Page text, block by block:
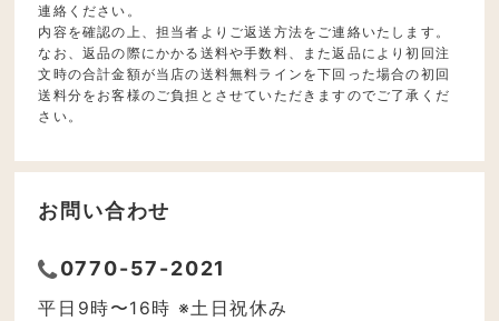
連絡ください。
内容を確認の上、担当者よりご返送方法をご連絡いたします。
なお、返品の際にかかる送料や手数料、また返品により初回注
文時の合計金額が当店の送料無料ラインを下回った場合の初回
送料分をお客様のご負担とさせていただきますのでご了承くだ
さい。
お問い合わせ
0770-57-2021
平日9時〜16時 ※土日祝休み